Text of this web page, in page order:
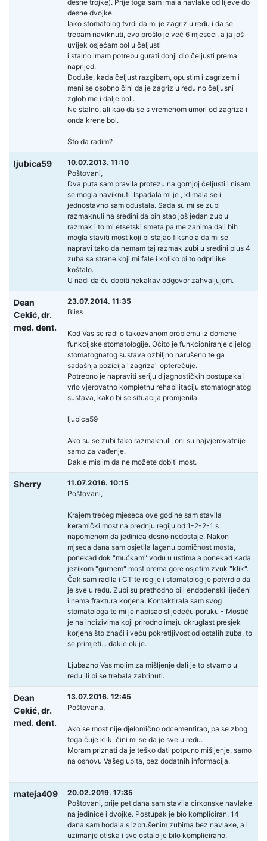
desne trojke). Prije toga sam imala navlake od lijeve do
desne dvojke.
Iako stomatolog tvrdi da mi je zagriz u redu i da se
trebam naviknuti, evo prošlo je već 6 mjeseci, a ja još
uvijek osjećam bol u čeljusti
i stalno imam potrebu gurati donji dio čeljusti prema
naprijed.
Doduše, kada čeljust razgibam, opustim i zagrizem i
meni se osobno čini da je zagriz u redu no čeljusni
zglob me i dalje boli.
Ne stalno, ali kao da se s vremenom umori od zagriza i
onda krene bol.
Što da radim?
ljubica59
10.07.2013. 11:10
Poštovani,
Dva puta sam pravila protezu na gornjoj čeljusti i nisam
se mogla naviknuti. Ispadala mi je , klimala se i
jednostavno sam odustala. Sada su mi se zubi
razmaknuli na sredini da bih stao još jedan zub u
razmak i to mi etsetski smeta pa me zanima dali bih
mogla staviti most koji bi stajao fiksno a da mi se
napravi tako da nemam taj razmak zubi u sredini plus 4
zuba sa strane koji mi fale i koliko bi to odprilike
koštalo.
U nadi da ču dobiti nekakav odgovor zahvaljujem.
Dean
Cekić, dr.
med. dent.
23.07.2014. 11:35
Bliss
Kod Vas se radi o takozvanom problemu iz domene
funkcijske stomatologije. Očito je funkcioniranje cijelog
stomatognatog sustava ozbiljno narušeno te ga
sadašnja pozicija "zagriza" opterečuje.
Potrebno je napraviti seriju dijagnostičkih postupaka i
vrlo vjerovatno kompletnu rehabilitaciju stomatognatog
sustava, kako bi se situacija promjenila.
ljubica59
Ako su se zubi tako razmaknuli, oni su najvjerovatnije
samo za vađenje.
Dakle mislim da ne možete dobiti most.
Sherry
11.07.2016. 10:15
Poštovani,
Krajem trećeg mjeseca ove godine sam stavila
keramički most na prednju regiju od 1-2-2-1 s
napomenom da jedinica desno nedostaje. Nakon
mjseca dana sam osjetila laganu pomičnost mosta,
ponekad dok "mućkam" vodu u ustima a ponekad kada
jezikom "gurnem" most prema gore osjetim zvuk "klik".
Čak sam radila i CT te regije i stomatolog je potvrdio da
je sve u redu. Zubi su prethodno bili endodenski liječeni
i nema fraktura korjena. Kontaktirala sam svog
stomatologa te mi je napisao slijedeću poruku - Mostić
je na incizivima koji prirodno imaju okruglast presjek
korjena što znači i veću pokretljivost od ostalih zuba, to
se primjeti... dakle ok je.
Ljubazno Vas molim za mišljenje dali je to stvarno u
redu ili bi se trebala zabrinuti.
Dean
Cekić, dr.
med. dent.
13.07.2016. 12:45
Poštovana,
Ako se most nije djelomično odcementirao, pa se zbog
toga čuje klik, čini mi se da je sve u redu.
Moram priznati da je teško dati potpuno mišljenje, samo
na osnovu Vašeg upita, bez dodatnih informacija.
mateja409
20.02.2019. 17:35
Poštovani, prije pet dana sam stavila cirkonske navlake
na jedinice i dvojke. Postupak je bio kompliciran, 14
dana sam hodala s izbrušenim zubima bez navlake, a i
uzimanje otiska i sve ostalo je bilo komplicirano.